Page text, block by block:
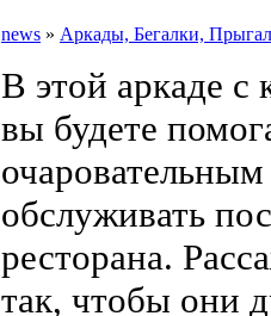
news » Аркады, Бегалки,
В этой аркаде
вы будете
обслуживать
ресторана.
так, чтобы они